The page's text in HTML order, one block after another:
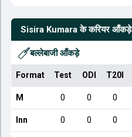
Sisira Kumara के करियर आँकड़े
बल्लेबाजी आँकड़े
Format Test ODI T20I
M 0 0 0
Inn 0 0 0